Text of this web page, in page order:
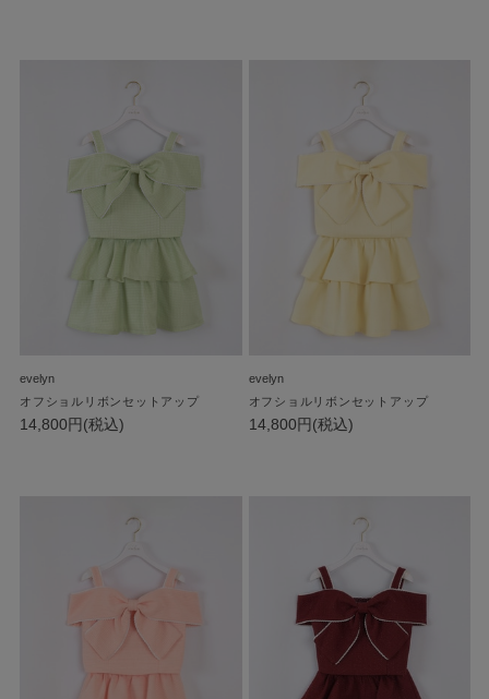
evelyn
オフショルリボンセットアップ
14,800円(税込)
evelyn
オフショルリボンセットアップ
14,800円(税込)